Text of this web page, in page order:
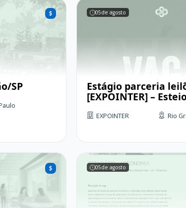
SP
05de agosto
Estágio parceria
[EXPOINTER] –
EXPOINTER Rio
05de agosto